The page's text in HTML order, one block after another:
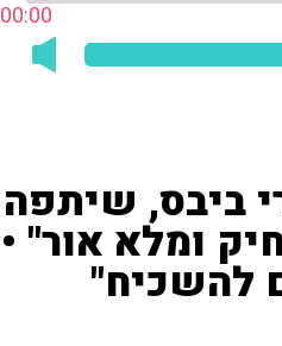
00:00
ביבס, שיתפה
ומלא אור" •
להשכיח"